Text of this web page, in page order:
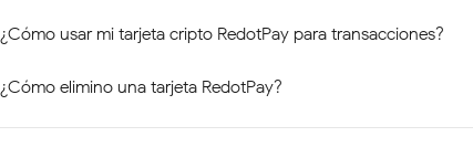
¿Cómo usar mi tarjeta cripto RedotPay para transacciones?
¿Cómo elimino una tarjeta RedotPay?